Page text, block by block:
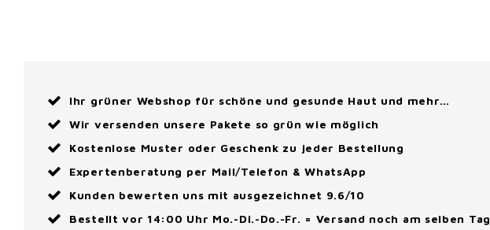
Ihr grüner Webshop für schöne und gesunde Haut und mehr…
Wir versenden unsere Pakete so grün wie möglich
Kostenlose Muster oder Geschenk zu jeder Bestellung
Expertenberatung per Mail/Telefon & WhatsApp
Kunden bewerten uns mit ausgezeichnet 9.6/10
Bestellt vor 14:00 Uhr Mo.-Di.-Do.-Fr. = Versand noch am selben Tag